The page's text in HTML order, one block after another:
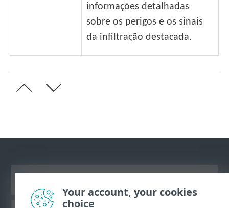
informações detalhadas
sobre os perigos e os sinais
da infiltração destacada.
Your account, your cookies
choice